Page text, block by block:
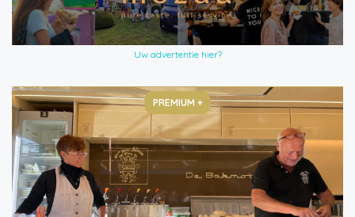
Uw advertentie hier?
PREMIUM +